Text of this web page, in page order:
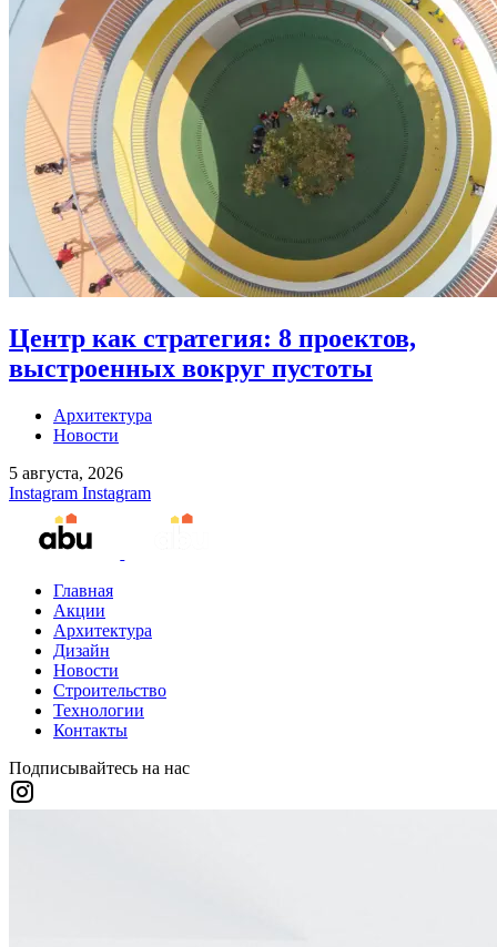
Центр как стратегия: 8 проектов,
выстроенных вокруг пустоты
Архитектура
Новости
5 августа, 2026
Instagram Instagram
Главная
Акции
Архитектура
Дизайн
Новости
Строительство
Технологии
Контакты
Подписывайтесь на нас